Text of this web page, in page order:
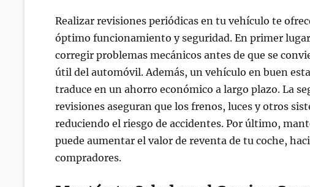
Realizar revisiones periódicas en tu vehículo te
óptimo funcionamiento y seguridad. En primer
corregir problemas mecánicos antes de que se
útil del automóvil. Además, un vehículo en buen
traduce en un ahorro económico a largo plazo. La
revisiones aseguran que los frenos, luces y otros
reduciendo el riesgo de accidentes. Por último,
puede aumentar el valor de reventa de tu coche,
compradores.